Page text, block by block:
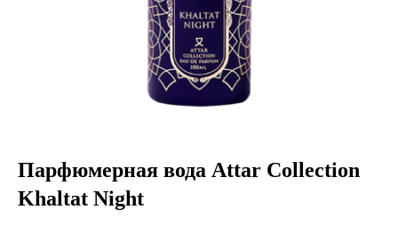
Парфюмерная вода Attar Collection
Khaltat Night